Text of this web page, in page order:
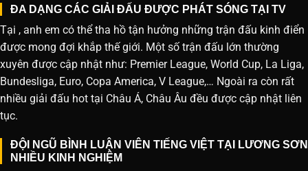
ĐA DẠNG CÁC GIẢI ĐẤU ĐƯỢC PHÁT SÓNG TẠI TV
Tại , anh em có thể tha hồ tận hưởng những trận đấu kinh điển
được mong đợi khắp thế giới. Một số trận đấu lớn thường
xuyên được cập nhật như: Premier League, World Cup, La Liga,
Bundesliga, Euro, Copa America, V League,… Ngoài ra còn rất
nhiều giải đấu hot tại Châu Á, Châu Âu đều được cập nhật liên
tục.
ĐỘI NGŨ BÌNH LUẬN VIÊN TIẾNG VIỆT TẠI LƯƠNG SƠN
NHIỀU KINH NGHIỆM